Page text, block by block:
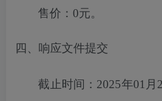
售价：0元。
四、响应文件提交
截止时间： 2025年01月